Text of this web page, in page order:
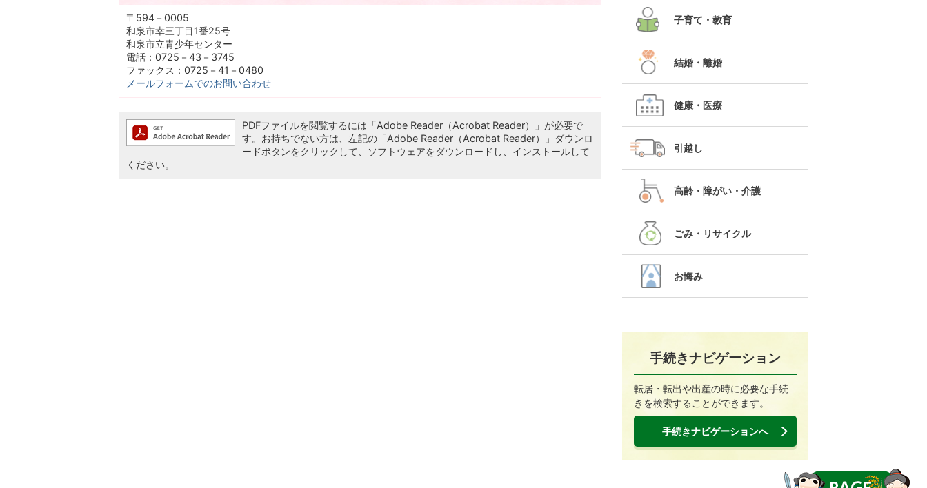
〒594－0005
和泉市幸三丁目1番25号
和泉市立青少年センター
電話：0725－43－3745
ファックス：0725－41－0480
メールフォームでのお問い合わせ
PDFファイルを閲覧するには「Adobe Reader（Acrobat Reader）」が必要で
す。お持ちでない方は、左記の「Adobe Reader（Acrobat Reader）」ダウンロ
ードボタンをクリックして、ソフトウェアをダウンロードし、インストールして
ください。
子育て・教育
結婚・離婚
健康・医療
引越し
高齢・障がい・介護
ごみ・リサイクル
お悔み
手続きナビゲーション
転居・転出や出産の時に必要な手続
きを検索することができます。
手続きナビゲーションへ